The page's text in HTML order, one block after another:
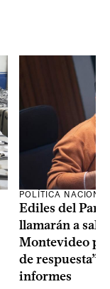
POLÍTICA
Ediles del
llamarán a sala
Montevideo
de respuesta”
informes